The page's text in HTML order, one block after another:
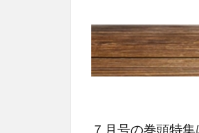
７月号の巻頭特集